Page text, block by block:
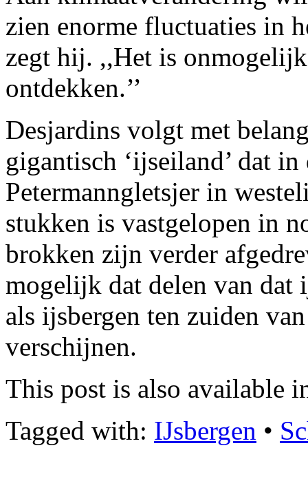
zien enorme fluctuaties in
zegt hij. ,,Het is
ontdekken.’’
Desjardins volgt met
gigantisch ‘ijseiland’ dat
Petermanngletsjer in
stukken is vastgelopen in
brokken zijn verder
mogelijk dat delen van dat
als ijsbergen ten zuiden
verschijnen.
This post is also available
Tagged with: IJsbergen •